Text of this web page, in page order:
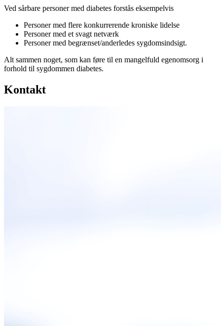
Ved sårbare personer med diabetes forstås eksempelvis
Personer med flere konkurrerende kroniske lidelse
Personer med et svagt netværk
Personer med begrænset/anderledes sygdomsindsigt.
Alt sammen noget, som kan føre til en mangelfuld egenomsorg i
forhold til sygdommen diabetes.
Kontakt